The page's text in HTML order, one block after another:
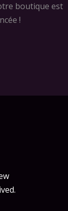
boutique est
!